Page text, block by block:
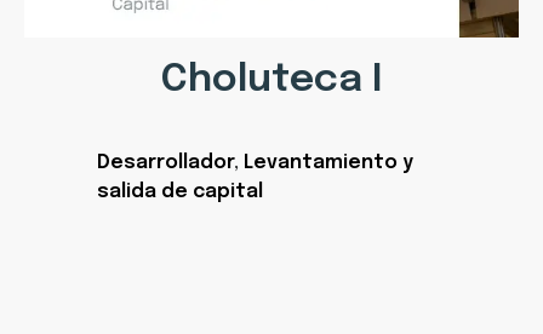
Choluteca I
Desarrollador, Levantamiento y
salida de capital